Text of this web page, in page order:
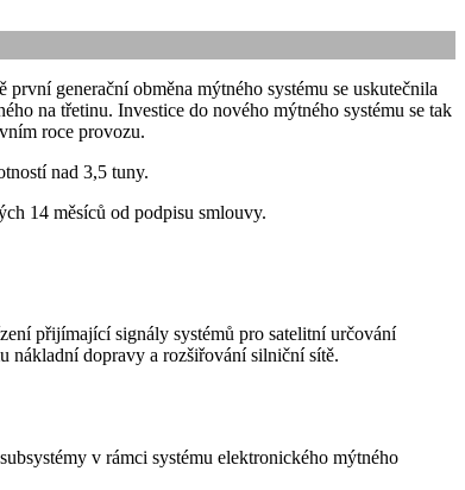
generační obměna mýtného systému se uskutečnila
na třetinu. Investice do nového mýtného systému se tak
roce provozu.
nad 3,5 tuny.
14 měsíců od podpisu smlouvy.
přijímající signály systémů pro satelitní určování
nákladní dopravy a rozšiřování silniční sítě.
v rámci systému elektronického mýtného